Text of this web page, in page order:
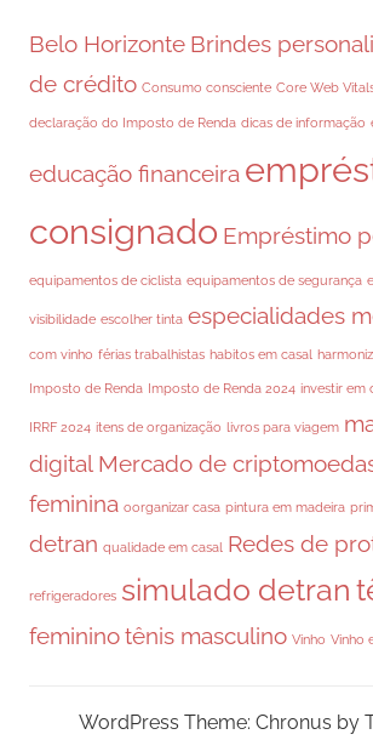
Belo Horizonte Brindes
de crédito Consumo consciente Core Web
declaração do Imposto de Renda dicas de informação
educação financeira
consignado Empréstimo
equipamentos de ciclista equipamentos de segurança
visibilidade escolher tinta especialidades
com vinho férias trabalhistas habitos em casal
Imposto de Renda Imposto de Renda 2024 investir em
IRRF 2024 itens de organização livros para viagem
digital Mercado de
feminina oorganizar casa pintura em madeira
detran qualidade em casal Redes de
refrigeradores simulado detran
femininotênis masculino Vinho Vinho
WordPress Theme: Chronus by